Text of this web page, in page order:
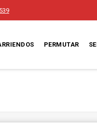
PERMUTAR